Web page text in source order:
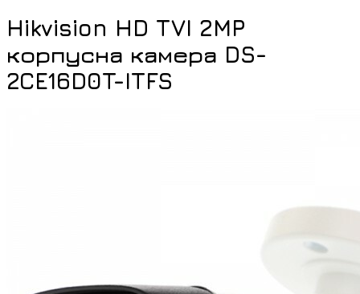
Hikvision HD TVI 2MP
корпусна камера DS-
2CE16D0T-ITFS